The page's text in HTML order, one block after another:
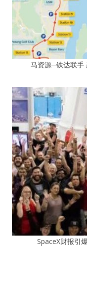
马资源─铁达联手
SpaceX财报引